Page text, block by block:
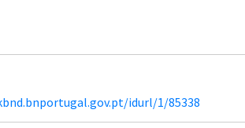
idurl/1/85338